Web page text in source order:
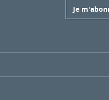
Je